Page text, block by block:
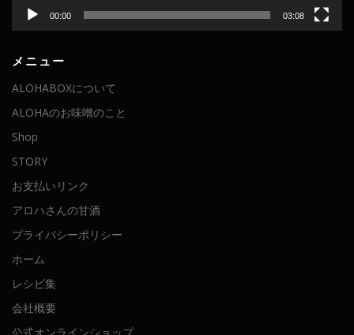
00:00 03:08
メニュー
ALOHABOXについて
ALOHAのお味噌のこと
Shop
STORY
お支払いリンク
アロハさんの甘酒
プライバシーポリシー
ホーム
レシピ集
会社概要
公式オンラインショップ